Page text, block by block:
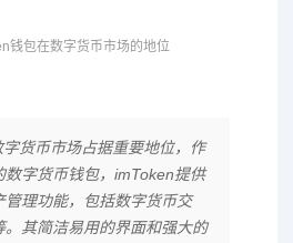
钱包在数字货币市场的地位
货币市场占据重要地位，作
数字货币钱包，imToken提供
管理功能，包括数字货币交
。其简洁易用的界面和强大的